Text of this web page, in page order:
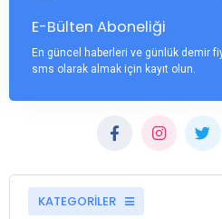
E-Bülten Aboneliği
En güncel haberleri ve günlük demir
sms olarak almak için kayıt olun.
KATEGORİLER